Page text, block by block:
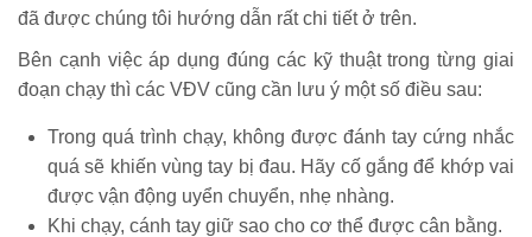
đã được chúng tôi hướng dẫn rất chi tiết ở trên.
Bên cạnh việc áp dụng đúng các kỹ thuật trong từng giai
đoạn chạy thì các VĐV cũng cần lưu ý một số điều sau:
Trong quá trình chạy, không được đánh tay cứng nhắc
quá sẽ khiến vùng tay bị đau. Hãy cố gắng để khớp vai
được vận động uyển chuyển, nhẹ nhàng.
Khi chạy, cánh tay giữ sao cho cơ thể được cân bằng.